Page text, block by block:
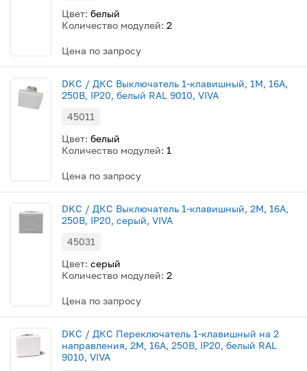
Цвет: белый
Количество модулей: 2
Цена по запросу
DKC / ДКС Выключатель 1-клавишный, 1М, 16А,
250В, IP20, белый RAL 9010, VIVA
45011
Цвет: белый
Количество модулей: 1
Цена по запросу
DKC / ДКС Выключатель 1-клавишный, 2М, 16А,
250В, IP20, серый, VIVA
45031
Цвет: серый
Количество модулей: 2
Цена по запросу
DKC / ДКС Переключатель 1-клавишный на 2
направления, 2М, 16А, 250В, IP20, белый RAL
9010, VIVA